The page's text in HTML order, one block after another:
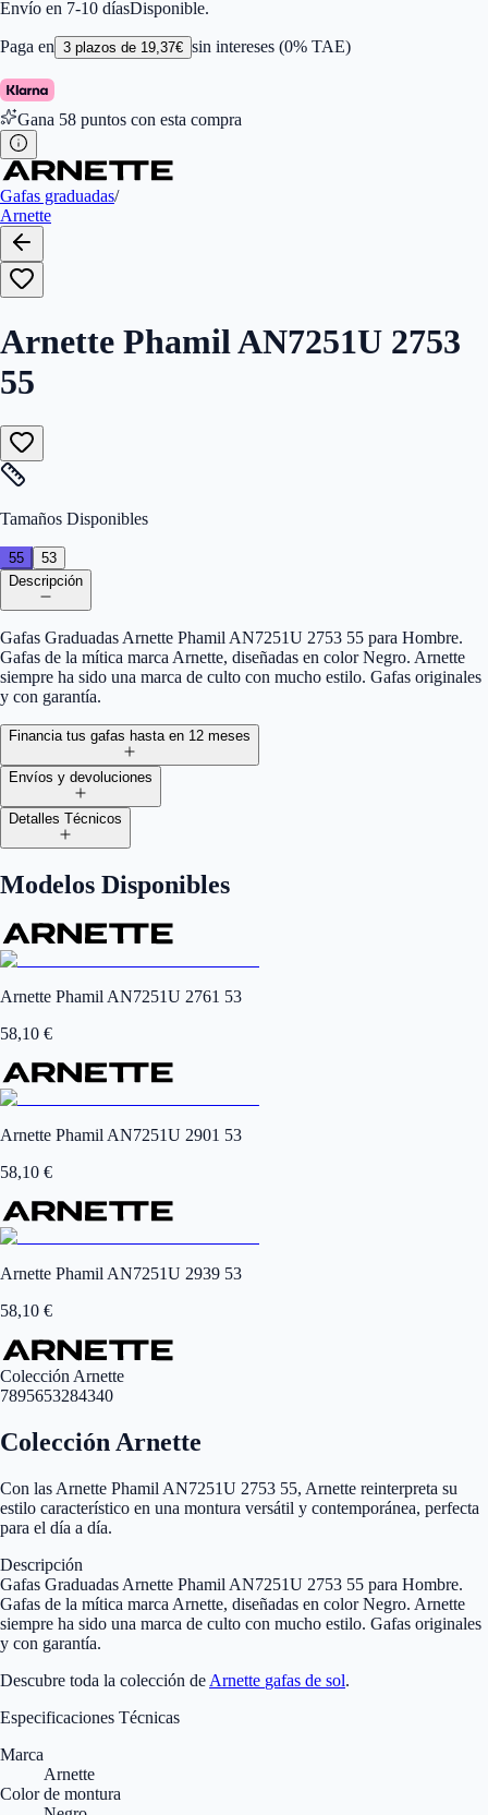
Color de Lentes:Transparente
Forma:Cuadrada
Género:Hombre
Largo de la Varilla (mm)
Marca
Tipo de Cristales :Normales
Calibres:7895653284333,7895653284340
Envío en 7-10 díasDisponible.
Paga en 3 plazos de 19,37€ sin intereses (0% TAE)
Gana 58 puntos con esta compra
Gafas graduadas/
Arnette
Arnette Phamil AN7251U 2753
55
Tamaños Disponibles
55
53
Descripción
Gafas Graduadas Arnette Phamil AN7251U 2753 55 para Hombre.
Gafas de la mítica marca Arnette, diseñadas en color Negro. Arnette
siempre ha sido una marca de culto con mucho estilo. Gafas originales
y con garantía.
Financia tus gafas hasta en 12 meses
Envíos y devoluciones
Detalles Técnicos
Modelos Disponibles
Arnette Phamil AN7251U 2761 53
58,10 €
Arnette Phamil AN7251U 2901 53
58,10 €
Arnette Phamil AN7251U 2939 53
58,10 €
Colección Arnette
7895653284340
Colección Arnette
Con las Arnette Phamil AN7251U 2753 55, Arnette reinterpreta su
estilo característico en una montura versátil y contemporánea, perfecta
para el día a día.
Descripción
Gafas Graduadas Arnette Phamil AN7251U 2753 55 para Hombre.
Gafas de la mítica marca Arnette, diseñadas en color Negro. Arnette
siempre ha sido una marca de culto con mucho estilo. Gafas originales
y con garantía.
Descubre toda la colección de Arnette gafas de sol.
Especificaciones Técnicas
Marca
Arnette
Color de montura